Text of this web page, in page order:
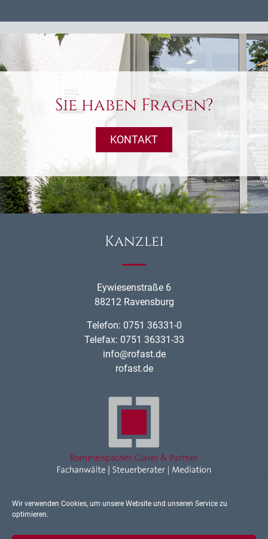
Wir verwenden Cookies, um unsere Website und unseren Service zu
optimieren.
Sie haben Fragen?
KONTAKT
Kanzlei
Eywiesenstraße 6
88212 Ravensburg
Telefon: 0751 36331-0
Telefax: 0751 36331-33
info@rofast.de
rofast.de
Rechtsanwalt Ravensburg